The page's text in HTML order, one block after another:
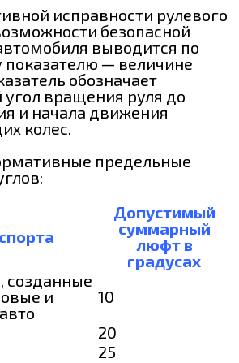
исправности рулевого
безопасной
выводится по
— величине
обозначает
вращения руля до
и начала движения
колес.
предельные
Допустимый
суммарный
люфт в
градусах
созданные
и
10
20
25